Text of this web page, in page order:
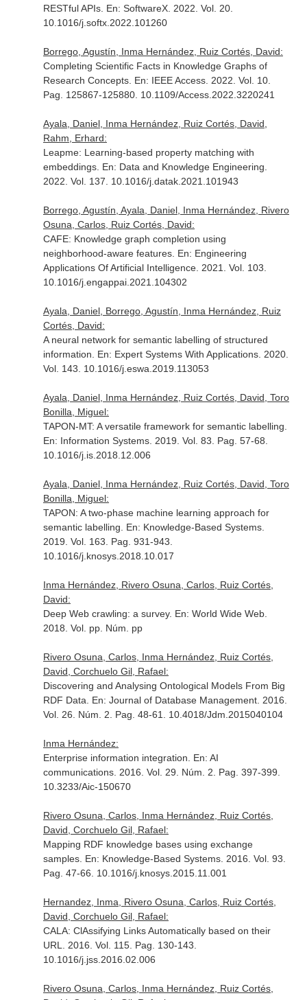
RESTful APIs. En: SoftwareX. 2022. Vol. 20.
10.1016/j.softx.2022.101260
Borrego, Agustín, Inma Hernández, Ruiz Cortés, David:
Completing Scientific Facts in Knowledge Graphs of
Research Concepts. En: IEEE Access. 2022. Vol. 10.
Pag. 125867-125880. 10.1109/Access.2022.3220241
Ayala, Daniel, Inma Hernández, Ruiz Cortés, David,
Rahm, Erhard:
Leapme: Learning-based property matching with
embeddings. En: Data and Knowledge Engineering
2022. Vol. 137. 10.1016/j.datak.2021.101943
Borrego, Agustín, Ayala, Daniel, Inma Hernández, Rivero
Osuna, Carlos, Ruiz Cortés, David:
CAFE: Knowledge graph completion using
neighborhood-aware features. En: Engineering
Applications Of Artificial Intelligence. 2021. Vol. 103.
10.1016/j.engappai.2021.104302
Ayala, Daniel, Borrego, Agustín, Inma Hernández, Ruiz
Cortés, David:
A neural network for semantic labelling of structured
information. En: Expert Systems With Applications. 2020.
Vol. 143. 10.1016/j.eswa.2019.113053
Ayala, Daniel, Inma Hernández, Ruiz Cortés, David, Toro
Bonilla, Miguel:
TAPON-MT: A versatile framework for semantic labelling.
En: Information Systems. 2019. Vol. 83. Pag. 57-68.
10.1016/j.is.2018.12.006
Ayala, Daniel, Inma Hernández, Ruiz Cortés, David, Toro
Bonilla, Miguel:
TAPON: A two-phase machine learning approach for
semantic labelling. En: Knowledge-Based Systems.
2019. Vol. 163. Pag. 931-943.
10.1016/j.knosys.2018.10.017
Inma Hernández, Rivero Osuna, Carlos, Ruiz Cortés,
David:
Deep Web crawling: a survey. En: World Wide Web.
2018. Vol. pp. Núm. pp
Rivero Osuna, Carlos, Inma Hernández, Ruiz Cortés,
David, Corchuelo Gil, Rafael:
Discovering and Analysing Ontological Models From Big
RDF Data. En: Journal of Database Management. 2016.
Vol. 26. Núm. 2. Pag. 48-61. 10.4018/Jdm.2015040104
Inma Hernández:
Enterprise information integration. En: AI
communications. 2016. Vol. 29. Núm. 2. Pag. 397-399.
10.3233/Aic-150670
Rivero Osuna, Carlos, Inma Hernández, Ruiz Cortés,
David, Corchuelo Gil, Rafael:
Mapping RDF knowledge bases using exchange
samples. En: Knowledge-Based Systems. 2016. Vol. 93.
Pag. 47-66. 10.1016/j.knosys.2015.11.001
Hernandez, Inma, Rivero Osuna, Carlos, Ruiz Cortés,
David, Corchuelo Gil, Rafael:
CALA: ClAssifying Links Automatically based on their
URL. 2016. Vol. 115. Pag. 130-143.
10.1016/j.jss.2016.02.006
Rivero Osuna, Carlos, Inma Hernández, Ruiz Cortés,